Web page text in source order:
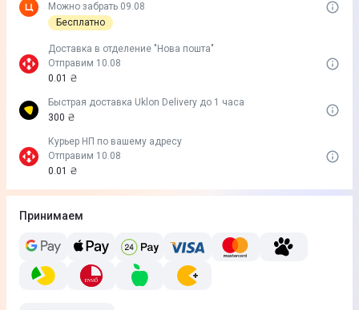
Можно забрать 09.08
Бесплатно
Доставка в отделение "Нова пошта"
Отправим 10.08
0.01 ₴
Быстрая доставка Uklon Delivery до 1 часа
300 ₴
Курьер НП по вашему адресу
Отправим 10.08
0.01 ₴
Принимаем